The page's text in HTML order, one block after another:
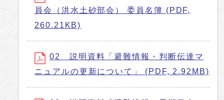
員会（洪水土砂部会） 委員名簿 (PDF,
260.21KB)
02 説明資料「避難情報・判断伝達マ
ニュアルの更新について」 (PDF, 2.92MB)